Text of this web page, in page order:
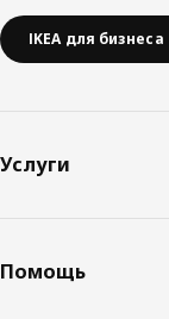
IKEA для бизнеса
Услуги
Помощь